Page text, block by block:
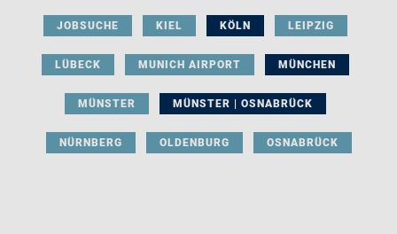
JOBSUCHE KIEL KÖLN LEIPZIG
LÜBECK MUNICH AIRPORT MÜNCHEN
MÜNSTER MÜNSTER | OSNABRÜCK
NÜRNBERG OLDENBURG OSNABRÜCK